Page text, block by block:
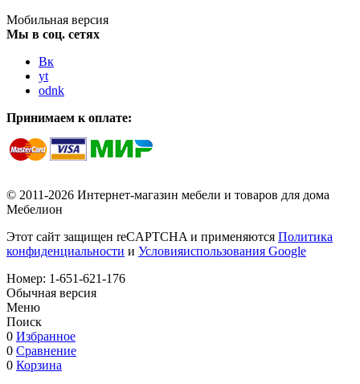
Мобильная версия
Мы в соц. сетях
Вк
yt
odnk
Принимаем к оплате:
© 2011-2026 Интернет-магазин мебели и товаров для дома
Мебелион
Этот сайт защищен reCAPTCHA и применяются Политика
конфиденциальности и Условияиспользования Google
Номер: 1-651-621-176
Обычная версия
Меню
Поиск
0 Избранное
0 Сравнение
0 Корзина